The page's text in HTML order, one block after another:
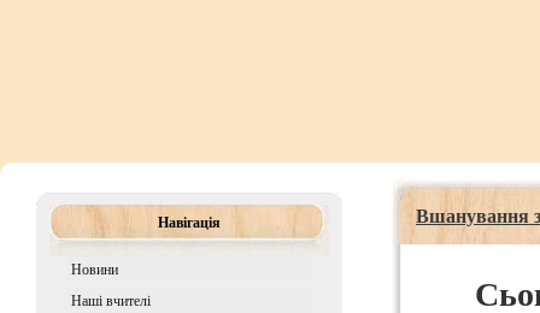
Навігація
Новини
Наші вчителі
Вшанування